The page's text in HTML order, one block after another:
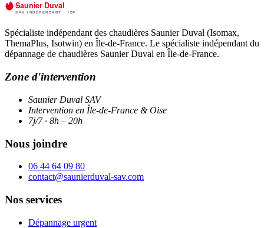
Spécialiste indépendant des chaudières Saunier Duval (Isomax,
ThemaPlus, Isotwin) en Île-de-France. Le spécialiste indépendant du
dépannage de chaudières Saunier Duval en Île-de-France.
Zone d'intervention
Saunier Duval SAV
Intervention en Île-de-France & Oise
7j/7 · 8h – 20h
Nous joindre
06 44 64 09 80
contact@saunierduval-sav.com
Nos services
Dépannage urgent